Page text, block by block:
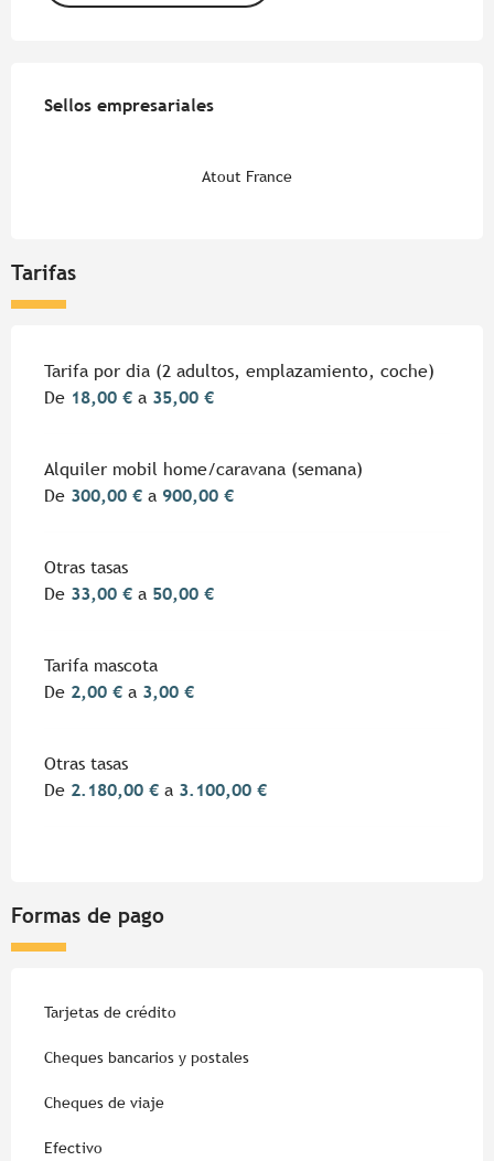
Sellos empresariales
Sellos empresariales
Atout France
Tarifas
Tarifas 2026
Tarifa por dia (2 adultos, emplazamiento, coche)
De 18,00 € a 35,00 €
Alquiler mobil home/caravana (semana)
De 300,00 € a 900,00 €
Otras tasas
De 33,00 € a 50,00 €
Tarifa mascota
De 2,00 € a 3,00 €
Otras tasas
De 2.180,00 € a 3.100,00 €
Formas de pago
Tarjetas de crédito
Cheques bancarios y postales
Cheques de viaje
Efectivo